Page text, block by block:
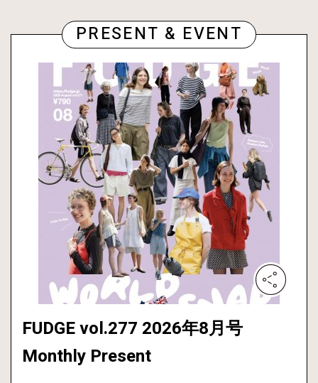
PRESENT & EVENT
FUDGE vol.277 2026年8月号
Monthly Present